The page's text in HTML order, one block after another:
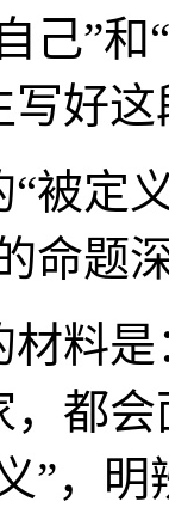
己”
好
定义
命题
是
，都
”，